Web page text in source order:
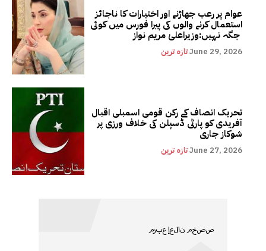
عوام پر رعب جھاڑنے اور اختیارات کا ناجائز
استعمال کرنے والوں کی پیرا فورس میں کوئی
تازہ ترینJune 29, 2026
تحریک انصاف کے رکن قومی اسمبلی اقبال
آفریدی کو پارٹی ڈسپلن کی خلاف ورزی پر
شوکاز جاری
تازہ ترینJune 27, 2026